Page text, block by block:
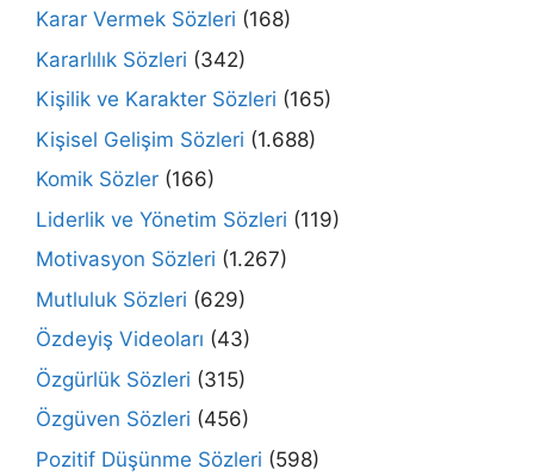
Karar Vermek Sözleri (168)
Kararlılık Sözleri (342)
Kişilik ve Karakter Sözleri (165)
Kişisel Gelişim Sözleri (1.688)
Komik Sözler (166)
Liderlik ve Yönetim Sözleri (119)
Motivasyon Sözleri (1.267)
Mutluluk Sözleri (629)
Özdeyiş Videoları (43)
Özgürlük Sözleri (315)
Özgüven Sözleri (456)
Pozitif Düşünme Sözleri (598)